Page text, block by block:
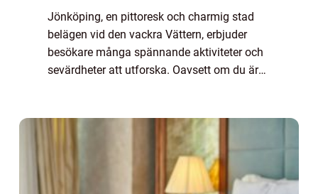
Jönköping, en pittoresk och charmig stad
belägen vid den vackra Vättern, erbjuder
besökare många spännande aktiviteter och
sevärdheter att utforska. Oavsett om du är